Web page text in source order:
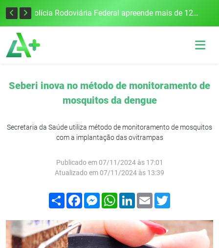
Tecnologia inovadora desenvolvida na UFSM/FW utiliza drones e IA para monitorar a qualidade da água Polícia Rodoviária Federal apreende mais de 120 quilos de maconha na BR-386, em Frederico Westphalen
Seberi inova no método de monitoramento de
mosquitos da dengue
Secretaria da Saúde utiliza método de monitoramento de mosquitos
com a implantação das ovitrampas
Publicado em 07/11/2024 às 17:01
Atualizado em 07/11/2024 às 13:39
Compartilhar
FacebookMessenger
WhatsApp
LinkedIn
Email